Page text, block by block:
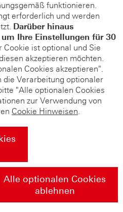
funktionieren.
erforderlich und werden
Darüber hinaus
Ihre Einstellungen für 30
Cookie ist optional und Sie
akzeptieren möchten.
Cookies akzeptieren".
die Verarbeitung optionaler
"Alle optionalen Cookies
zur Verwendung von
Cookie Hinweisen.
Alle optionalen Cookies
ablehnen